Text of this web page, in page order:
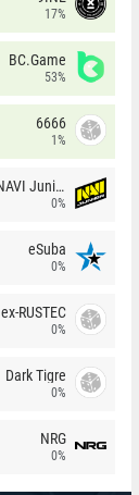
17%
BC.Game
53%
6666
1%
NAVI Junior
0%
eSuba
0%
ex-RUSTEC
0%
Dark Tigre
0%
NRG
0%